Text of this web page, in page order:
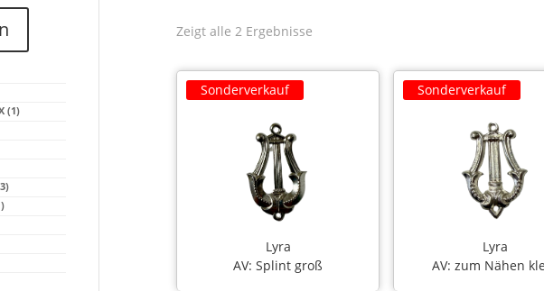
Zeigt alle 2 Ergebnisse
Sonderverkauf
Lyra
AV: Splint groß
Sonderverkauf
Lyra
AV: zum Nähen
(1)